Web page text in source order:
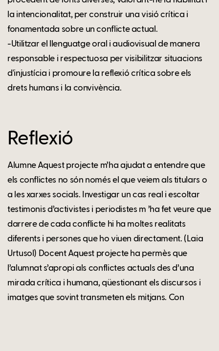
la intencionalitat, per construir una visió crítica i
fonamentada sobre un conflicte actual.
-Utilitzar el llenguatge oral i audiovisual de manera
responsable i respectuosa per visibilitzar situacions
d'injustícia i promoure la reflexió crítica sobre els
drets humans i la convivència.
Reflexió
Alumne Aquest projecte m’ha ajudat a entendre que
els conflictes no són només el que veiem als titulars o
a les xarxes socials. Investigar un cas real i escoltar
testimonis d’activistes i periodistes m ’ha fet veure que
darrere de cada conflicte hi ha moltes realitats
diferents i persones que ho viuen directament. (Laia
Urtusol) Docent Aquest projecte ha permès que
l’alumnat s’apropi als conflictes actuals des d’una
mirada crítica i humana, qüestionant els discursos i
imatges que sovint transmeten els mitjans. Con